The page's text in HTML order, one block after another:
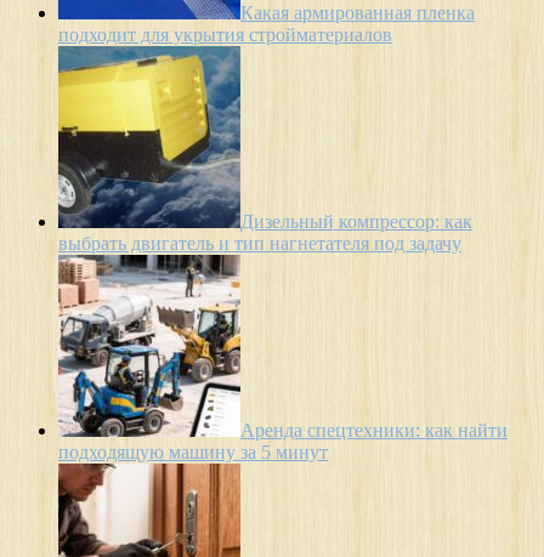
Какая армированная пленка
подходит для укрытия стройматериалов
Дизельный компрессор: как
выбрать двигатель и тип нагнетателя под задачу
Аренда спецтехники: как найти
подходящую машину за 5 минут